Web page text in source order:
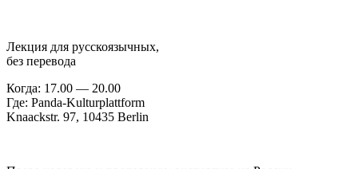
Лекция для русскоязычных,
без перевода
Когда: 17.00 — 20.00
Где: Panda-Kulturplattform
Knaackstr. 97, 10435 Berlin